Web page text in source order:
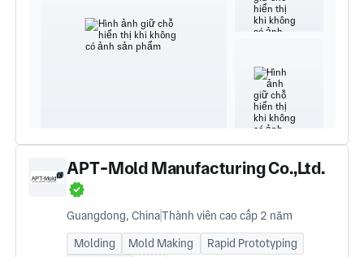
APT-Mold Manufacturing Co.,Ltd.
Guangdong, ChinaThành viên cao cấp 2 năm
Molding Mold Making
Rapid Prototyping